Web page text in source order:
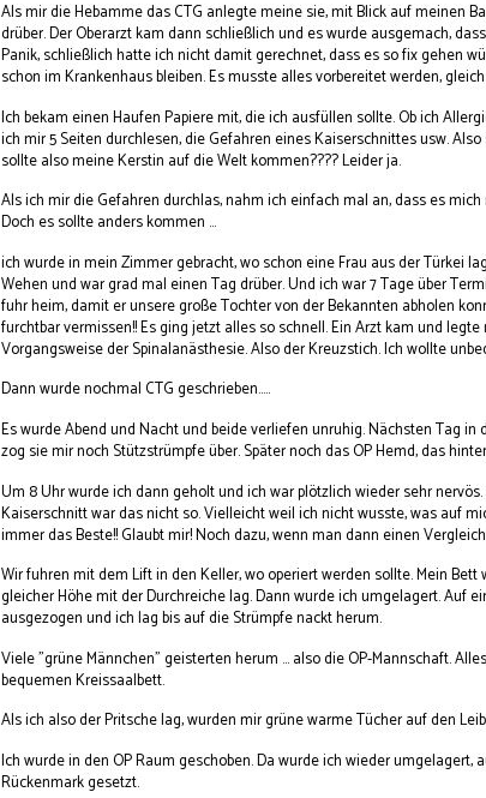
Als mir die Hebamme das CTG anlegte meine sie, mit Blick auf meinen
drüber. Der Oberarzt kam dann schließlich und es wurde ausgemach,
Panik, schließlich hatte ich nicht damit gerechnet, dass es so fix gehen
schon im Krankenhaus bleiben. Es musste alles vorbereitet werden,
Ich bekam einen Haufen Papiere mit, die ich ausfüllen sollte. Ob ich
ich mir 5 Seiten durchlesen, die Gefahren eines Kaiserschnittes usw.
sollte also meine Kerstin auf die Welt kommen???? Leider ja.
Als ich mir die Gefahren durchlas, nahm ich einfach mal an, dass es
Doch es sollte anders kommen ...
ich wurde in mein Zimmer gebracht, wo schon eine Frau aus der Türkei
Wehen und war grad mal einen Tag drüber. Und ich war 7 Tage über
fuhr heim, damit er unsere große Tochter von der Bekannten abholen
furchtbar vermissen!! Es ging jetzt alles so schnell. Ein Arzt kam und
Vorgangsweise der Spinalanästhesie. Also der Kreuzstich. Ich wollte
Dann wurde nochmal CTG geschrieben.....
Es wurde Abend und Nacht und beide verliefen unruhig. Nächsten Tag
zog sie mir noch Stützstrümpfe über. Später noch das OP Hemd, das
Um 8 Uhr wurde ich dann geholt und ich war plötzlich wieder sehr
Kaiserschnitt war das nicht so. Vielleicht weil ich nicht wusste, was auf
immer das Beste!! Glaubt mir! Noch dazu, wenn man dann einen
Wir fuhren mit dem Lift in den Keller, wo operiert werden sollte. Mein
gleicher Höhe mit der Durchreiche lag. Dann wurde ich umgelagert. Auf
ausgezogen und ich lag bis auf die Strümpfe nackt herum.
Viele "grüne Männchen" geisterten herum ... also die OP-Mannschaft.
bequemen Kreissaalbett.
Als ich also der Pritsche lag, wurden mir grüne warme Tücher auf den
Ich wurde in den OP Raum geschoben. Da wurde ich wieder
Rückenmark gesetzt.